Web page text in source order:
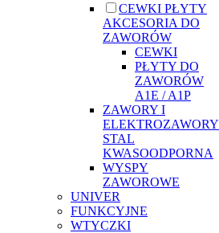
CEWKI PŁYTY
AKCESORIA DO
ZAWORÓW
CEWKI
PŁYTY DO
ZAWORÓW
A1E / A1P
ZAWORY I
ELEKTROZAWORY
STAL
KWASOODPORNA
WYSPY
ZAWOROWE
UNIVER
FUNKCYJNE
WTYCZKI